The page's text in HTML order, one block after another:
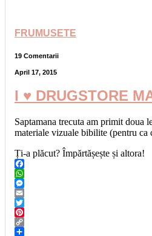
FRUMUSETE
19 Comentarii
April 17, 2015
I ♥ DRUGSTORE
Saptamana trecuta am primit doua
materiale vizuale bibilite (pentru
Ți-a plăcut? Împărtășește și altora!
Facebook
WhatsApp
Messenger
Email
Twitter
Pinterest
Copy